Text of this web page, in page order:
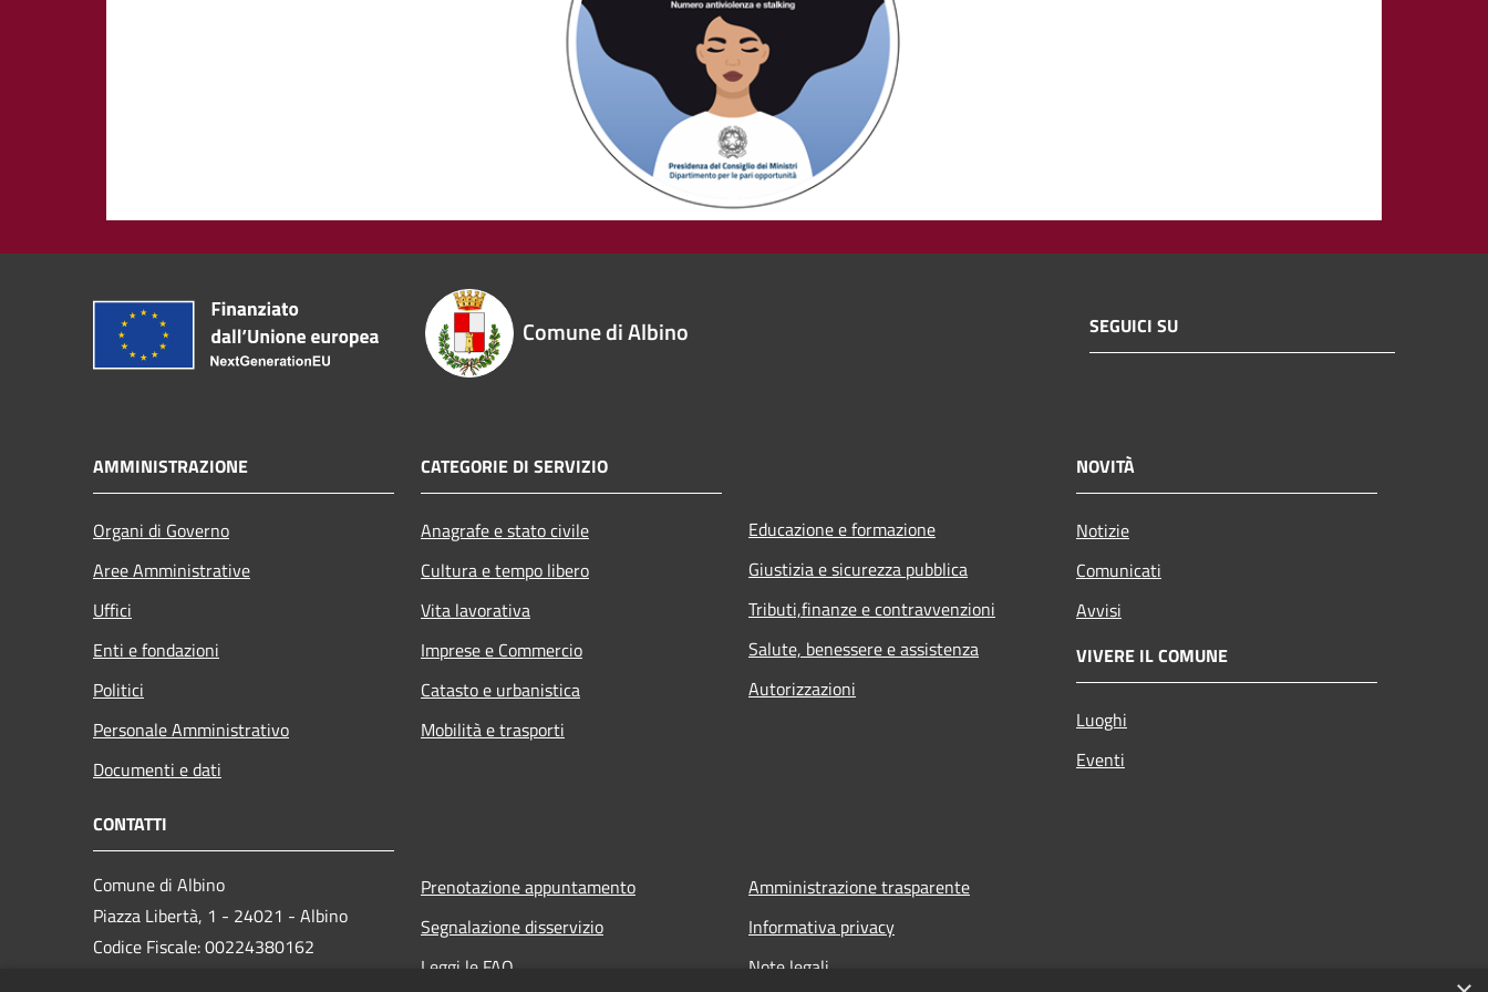
Comune di Albino SEGUICI SU
AMMINISTRAZIONE
Organi di Governo
Aree Amministrative
Uffici
Enti e fondazioni
Politici
Personale Amministrativo
Documenti e dati
CATEGORIE DI SERVIZIO
Anagrafe e stato civile
Cultura e tempo libero
Vita lavorativa
Imprese e Commercio
Catasto e urbanistica
Mobilità e trasporti
Educazione e formazione
Giustizia e sicurezza pubblica
Tributi,finanze e contravvenzioni
Salute, benessere e assistenza
Autorizzazioni
NOVITÀ
Notizie
Comunicati
Avvisi
VIVERE IL COMUNE
Luoghi
Eventi
CONTATTI
Comune di Albino
Piazza Libertà, 1 - 24021 - Albino
Codice Fiscale: 00224380162
Prenotazione appuntamento
Segnalazione disservizio
Leggi le FAQ
Amministrazione trasparente
Informativa privacy
Note legali